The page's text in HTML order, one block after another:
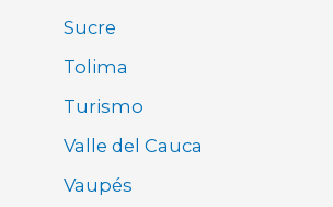
Sucre
Tolima
Turismo
Valle del Cauca
Vaupés